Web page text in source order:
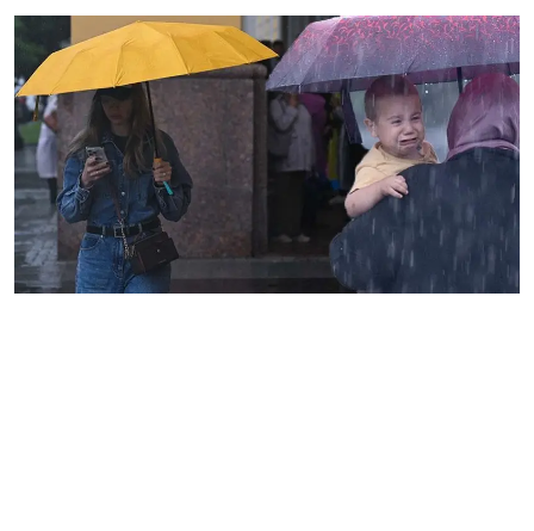
Teknoloji Haberleri
Magazin Haberleri
Dünya Haberleri